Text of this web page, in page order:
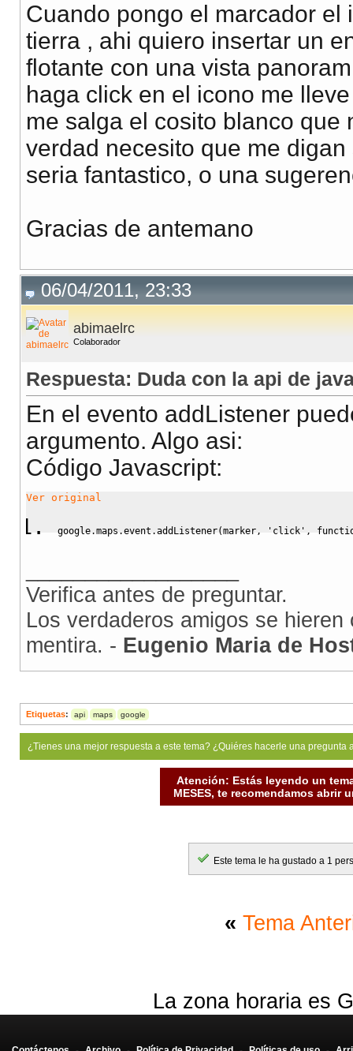
Cuando pongo el marcador
tierra , ahi quiero insertar un
flotante con una vista
haga click en el icono me
me salga el cosito blanco
verdad necesito que me
seria fantastico, o una
Gracias de antemano
06/04/2011, 23:33
abimaelrc
Colaborador
Respuesta: Duda con la api de
En el evento addListener
argumento. Algo asi:
Código Javascript:
Ver original
google.maps .event .addListener(marker , 'click' ,
Verifica antes de preguntar.
Los verdaderos amigos se
mentira. - Eugenio Maria de
Etiquetas: api maps google
¿Tienes una mejor respuesta a este tema? ¿Quiéres hacerle una
Atención: Estás leyendo un
MESES, te recomendamos abrir
Este tema le ha gustado a 1
« Tema
La zona horaria es